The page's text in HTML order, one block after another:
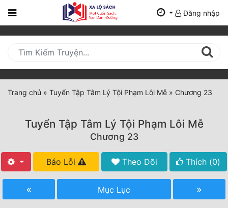
Trang
Mới
Cập
Nhật
(current)
Tất Cả
Đăng nhập
Trang chủ » Tuyển Tập Tâm Lý Tội Phạm Lôi Mễ » Chương 23
Tuyển Tập Tâm Lý Tội Phạm Lôi Mễ
Chương 23
Báo Lỗi Theo Dõi Thích (0)
Mục Lục